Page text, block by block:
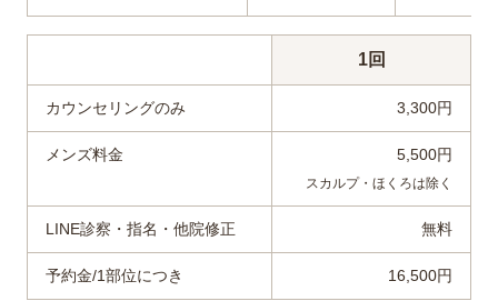
1回
カウンセリングのみ 3,300円
メンズ料金 5,500円
スカルプ・ほくろは除く
LINE診察・指名・他院修正 無料
予約金/1部位につき 16,500円